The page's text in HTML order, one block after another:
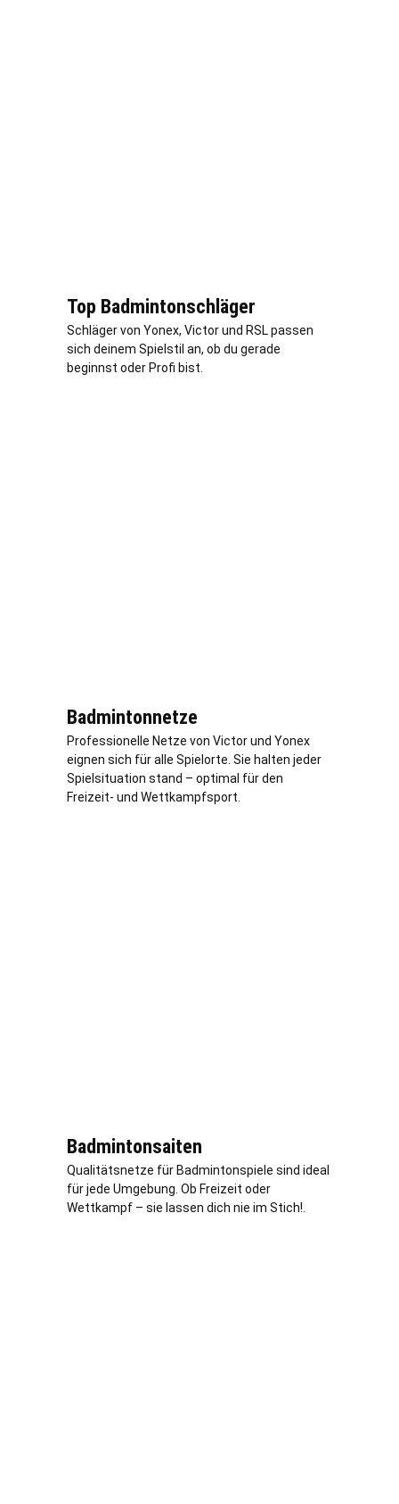
Top Badmintonschläger
Schläger von Yonex, Victor und RSL passen
sich deinem Spielstil an, ob du gerade
beginnst oder Profi bist.
Badmintonnetze
Professionelle Netze von Victor und Yonex
eignen sich für alle Spielorte. Sie halten jeder
Spielsituation stand – optimal für den
Freizeit- und Wettkampfsport.
Badmintonsaiten
Qualitätsnetze für Badmintonspiele sind ideal
für jede Umgebung. Ob Freizeit oder
Wettkampf – sie lassen dich nie im Stich!.